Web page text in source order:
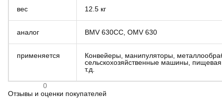
вес 12.5 кг
аналог BMV 630CC, OMV 630
применяется
Конвейеры, манипуляторы,
сельскохозяйственные машины,
т.д.
0
Отзывы и оценки покупателей